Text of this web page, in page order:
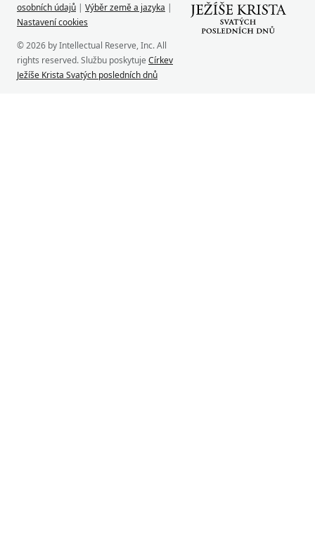
osobních údajů | Výběr země a jazyka |
Nastavení cookies
© 2026 by Intellectual Reserve, Inc. All
rights reserved. Službu poskytuje Církev
Ježíše Krista Svatých posledních dnů